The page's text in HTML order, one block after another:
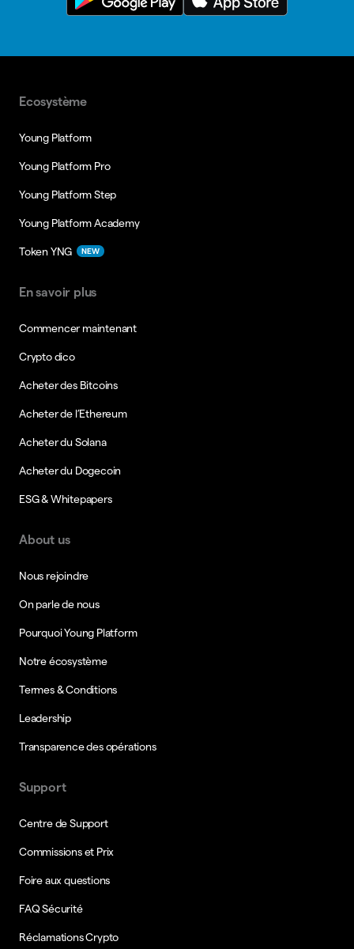
Ecosystème
Young Platform
Young Platform Pro
Young Platform Step
Young Platform Academy
Token YNG NEW
En savoir plus
Commencer maintenant
Crypto dico
Acheter des Bitcoins
Acheter de l’Ethereum
Acheter du Solana
Acheter du Dogecoin
ESG & Whitepapers
About us
Nous rejoindre
On parle de nous
Pourquoi Young Platform
Notre écosystème
Termes & Conditions
Leadership
Transparence des opérations
Support
Centre de Support
Commissions et Prix
Foire aux questions
FAQ Sécurité
Réclamations Crypto